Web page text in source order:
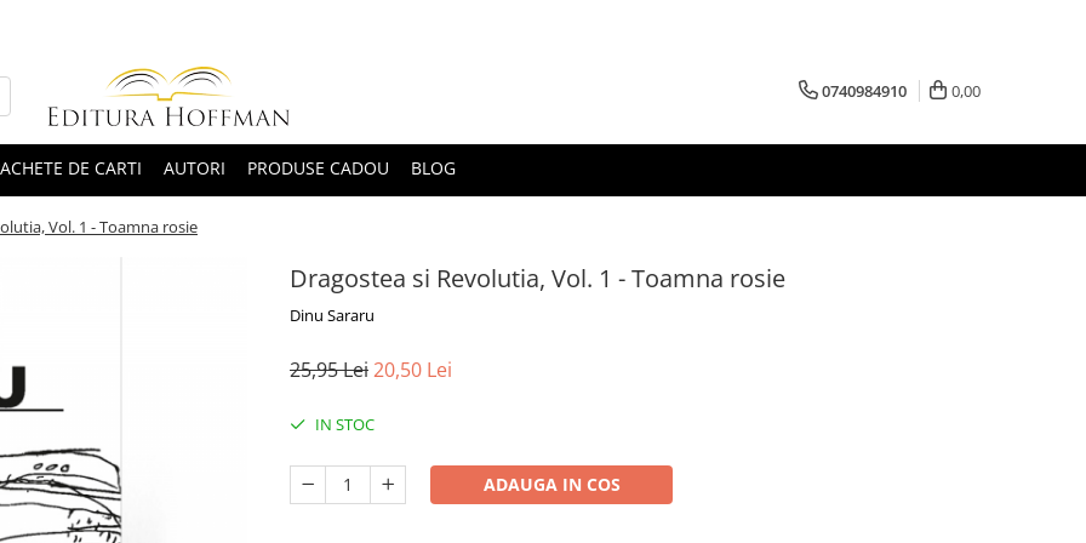
0740984910 0,00
DE CARTI AUTORI PRODUSE CADOU BLOG
Vol. 1 - Toamna rosie
Dragostea si Revolutia, Vol. 1 - Toamna rosie
Dinu Sararu
25,95 Lei20,50 Lei
IN STOC
ADAUGA IN COS